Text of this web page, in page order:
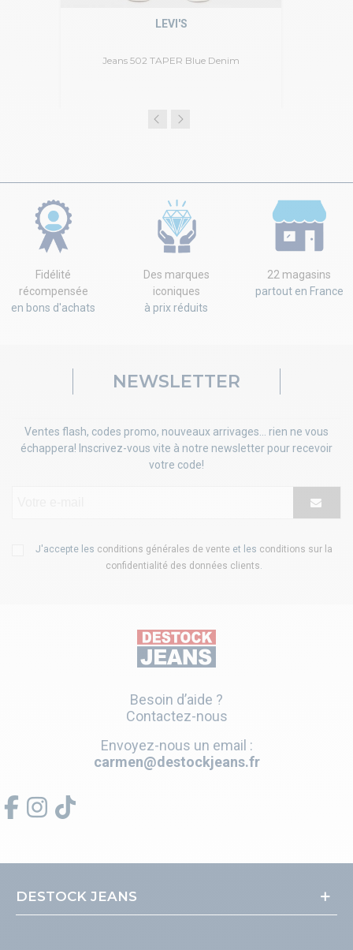
Jeans 502 TAPER Blue Denim
LEVI'S
Fidélité
récompensée
en bons d'achats
Des marques
iconiques
à prix réduits
22 magasins
partout en France
NEWSLETTER
Ventes flash, codes promo, nouveaux arrivages... rien ne vous
échappera! Inscrivez-vous vite à notre newsletter pour recevoir
votre code!
J'accepte les conditions générales de vente et les conditions sur la
confidentialité des données clients
Besoin d’aide ?
Contactez-nous
Envoyez-nous un email :
carmen@destockjeans.fr
DESTOCK JEANS